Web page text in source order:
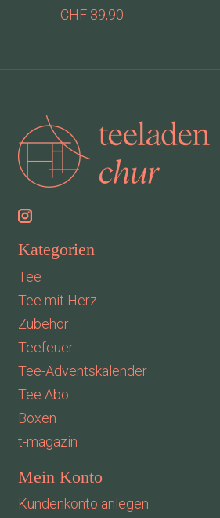
CHF 39,90
Kategorien
Tee
Tee mit Herz
Zubehör
Teefeuer
Tee-Adventskalender
Tee Abo
Boxen
t-magazin
Mein Konto
Kundenkonto anlegen